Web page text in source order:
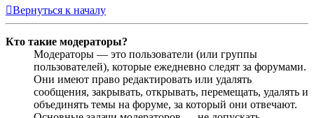
Вернуться к началу
Кто такие модераторы?
Модераторы — это пользователи (или группы
пользователей), которые ежедневно следят за форумами.
Они имеют право редактировать или удалять
сообщения, закрывать, открывать, перемещать, удалять и
объединять темы на форуме, за который они отвечают.